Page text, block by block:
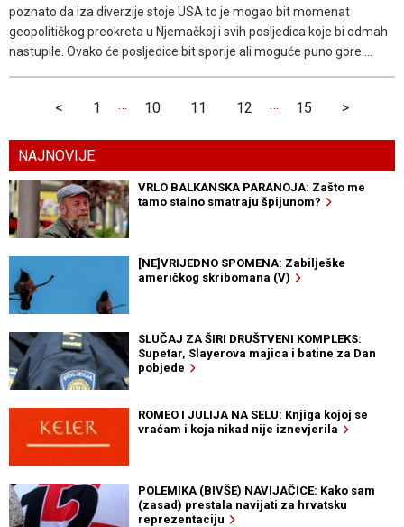
poznato da iza diverzije stoje USA to je mogao bit momenat
geopolitičkog preokreta u Njemačkoj i svih posljedica koje bi odmah
nastupile. Ovako će posljedice bit sporije ali moguće puno gore....
< 1 … 10 11 12 … 15 >
NAJNOVIJE
VRLO BALKANSKA PARANOJA: Zašto me
tamo stalno smatraju špijunom?
[NE]VRIJEDNO SPOMENA: Zabilješke
američkog skribomana (V)
SLUČAJ ZA ŠIRI DRUŠTVENI KOMPLEKS:
Supetar, Slayerova majica i batine za Dan
pobjede
ROMEO I JULIJA NA SELU: Knjiga kojoj se
vraćam i koja nikad nije iznevjerila
POLEMIKA (BIVŠE) NAVIJAČICE: Kako sam
(zasad) prestala navijati za hrvatsku
reprezentaciju